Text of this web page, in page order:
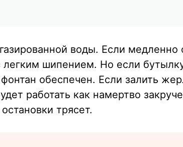
воды. Если медленно
легким шипением. Но если
обеспечен. Если залить
работать как намертво
трясет.